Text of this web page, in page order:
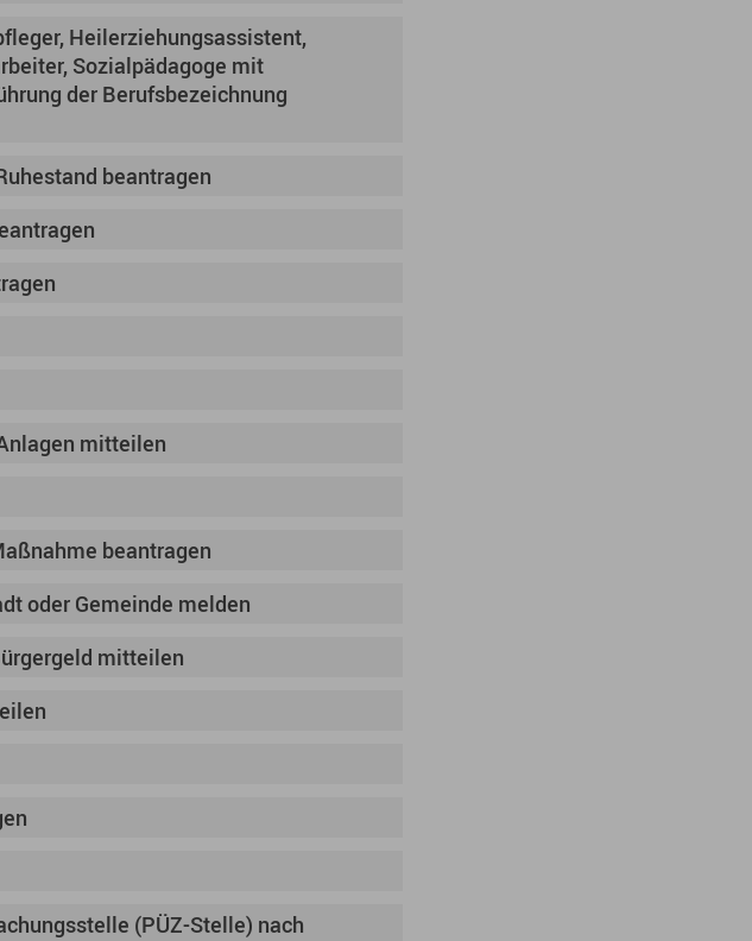
Heilerziehungsassistent,
Sozialpädagoge mit
der Berufsbezeichnung
beantragen
mitteilen
beantragen
oder Gemeinde melden
mitteilen
(PÜZ-Stelle) nach